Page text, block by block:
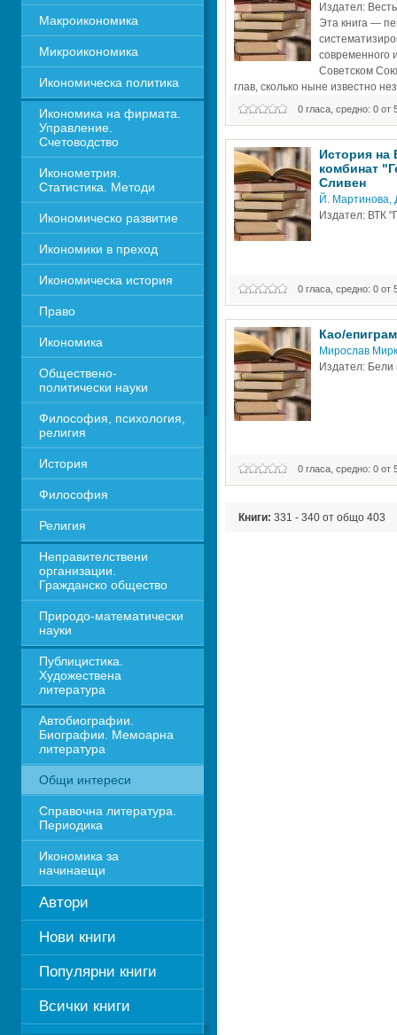
Макроикономика
Микроикономика
Икономическа политика
Икономика на фирмата.
Управление.
Счетоводство
Иконометрия.
Статистика. Методи
Икономическо развитие
Икономики в преход
Икономическа история
Право
Икономика
Обществено-
политически науки
Философия, психология,
религия
История
Философия
Религия
Неправителствени
организации.
Гражданско общество
Природо-математически
науки
Публицистика.
Художествена
литература
Автобиографии.
Биографии. Мемоарна
литература
Общи интереси
Справочна литература.
Периодика
Икономика за
начинаещи
Автори
Нови книги
Популярни книги
Всички книги
Издател: Весть
Эта книга —
современного
Советском
глав, сколько ныне известно
общественных движений.
0 гласа, средно: 0 от
История на
комбинат
Сливен
Й. Мартинова,
Издател: ВТК
0 гласа, средно: 0 от
Као/
Мирослав
Издател: Бели
0 гласа, средно: 0 от
Книги: 331 - 340 от общо 403